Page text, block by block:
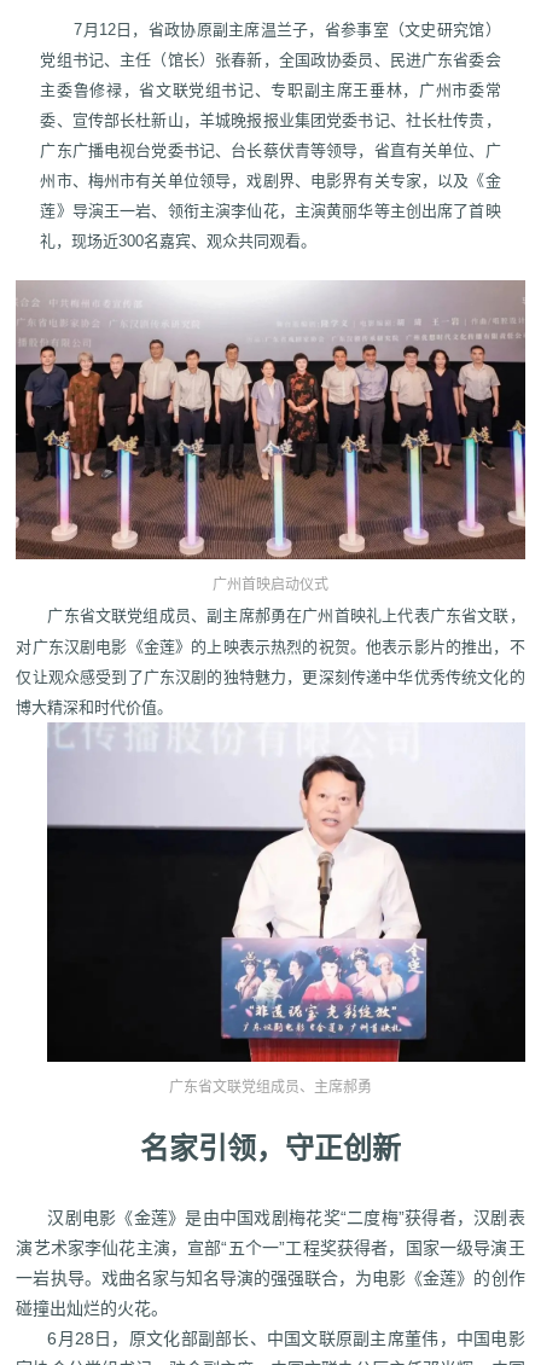
7月12日，省政协原副主席温兰子，省参事室（文史研究馆）
党组书记、主任（馆长）张春新，全国政协委员、民进广东省委会
主委鲁修禄，省文联党组书记、专职副主席王垂林，广州市委常
委、宣传部长杜新山，羊城晚报报业集团党委书记、社长杜传贵，
广东广播电视台党委书记、台长蔡伏青等领导，省直有关单位、广
州市、梅州市有关单位领导，戏剧界、电影界有关专家，以及《金
莲》导演王一岩、领衔主演李仙花，主演黄丽华等主创出席了首映
礼，现场近300名嘉宾、观众共同观看。
广州首映启动仪式
广东省文联党组成员、副主席郝勇在广州首映礼上代表广东省文联，
对广东汉剧电影《金莲》的上映表示热烈的祝贺。他表示影片的推出，不
仅让观众感受到了广东汉剧的独特魅力，更深刻传递中华优秀传统文化的
博大精深和时代价值。
广东省文联党组成员、主席郝勇
名家引领，守正创新
汉剧电影《金莲》是由中国戏剧梅花奖“二度梅”获得者，汉剧表
演艺术家李仙花主演，宣部“五个一”工程奖获得者，国家一级导演王
一岩执导。戏曲名家与知名导演的强强联合，为电影《金莲》的创作
碰撞出灿烂的火花。
6月28日，原文化部副部长、中国文联原副主席董伟，中国电影